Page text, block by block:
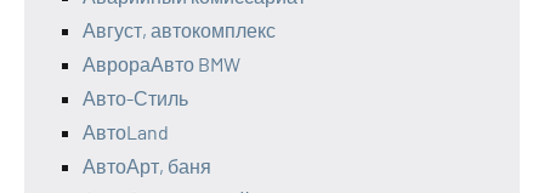
Август, автокомплекс
АврораАвто BMW
Авто-Стиль
АвтоLand
АвтоАрт, баня